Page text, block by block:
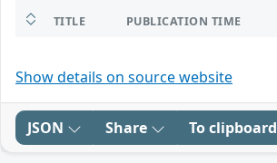
TITLE PUBLICATION TIME
Show details on source website
JSON Share To clipboard